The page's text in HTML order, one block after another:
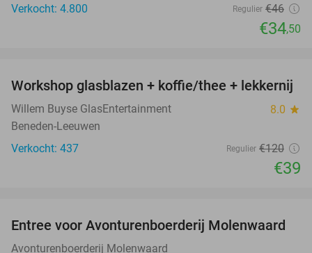
Verkocht: 4.800
Regulier €46
€34,50
68%
Workshop glasblazen + koffie/thee + lekkernij
Willem Buyse GlasEntertainment 8.0 star
Beneden-Leeuwen
Verkocht: 437
Regulier €120
€39
27%
Entree voor Avonturenboerderij Molenwaard
Avonturenboerderij Molenwaard